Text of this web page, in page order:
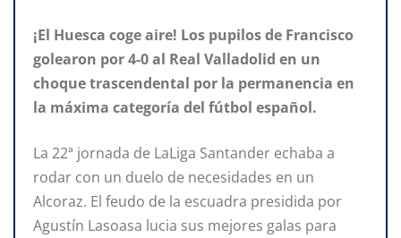
¡El Huesca coge aire! Los pupilos de Francisco
golearon por 4-0 al Real Valladolid en un
choque trascendental por la permanencia en
la máxima categoría del fútbol español.
La 22ª jornada de LaLiga Santander echaba a
rodar con un duelo de necesidades en un
Alcoraz. El feudo de la escuadra presidida por
Agustín Lasoasa lucia sus mejores galas para